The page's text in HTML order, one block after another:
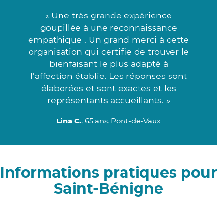
« Une très grande expérience
goupillée à une reconnaissance
empathique . Un grand merci à cette
organisation qui certifie de trouver le
bienfaisant le plus adapté à
l'affection établie. Les réponses sont
élaborées et sont exactes et les
représentants accueillants. »
Lina C., 65 ans, Pont-de-Vaux
Informations pratiques pour
Saint-Bénigne